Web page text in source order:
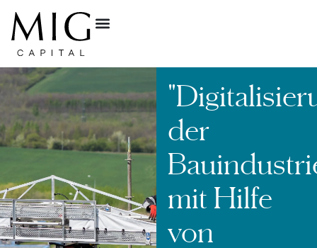
der
mit Hilfe
von